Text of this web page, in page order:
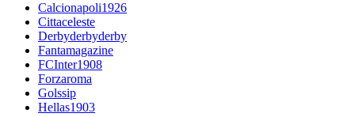
Calcionapoli1926
Cittaceleste
Derbyderbyderby
Fantamagazine
FCInter1908
Forzaroma
Golssip
Hellas1903